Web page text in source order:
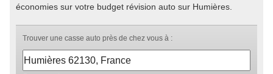
économies sur votre budget révision auto sur Humières.